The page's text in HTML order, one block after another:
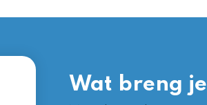
Wat breng